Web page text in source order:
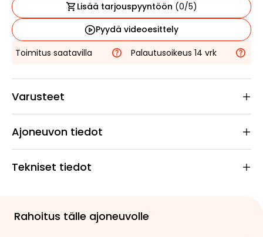
Lisää tarjouspyyntöön (0/5)
Pyydä videoesittely
Toimitus saatavilla
Palautusoikeus 14 vrk
Varusteet
Ajoneuvon tiedot
Tekniset tiedot
Rahoitus tälle ajoneuvolle